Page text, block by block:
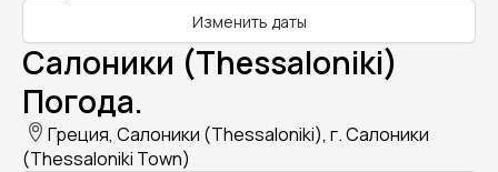
Изменить даты
Салоники (Thessaloniki)
Погода.
Греция, Салоники (Thessaloniki), г. Салоники
(Thessaloniki Town)